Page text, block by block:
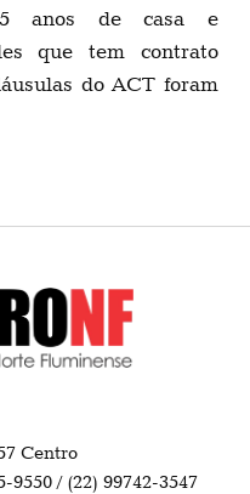
anos de casa e
que tem contrato
do ACT foram
Centro
9550 / (22) 99742-3547